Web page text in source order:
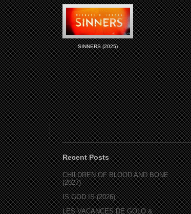
SINNERS (2025)
Recent Posts
CHILDREN OF BLOOD AND BONE
(2027)
IS GOD IS (2026)
LES VACANCES DE GOLO &